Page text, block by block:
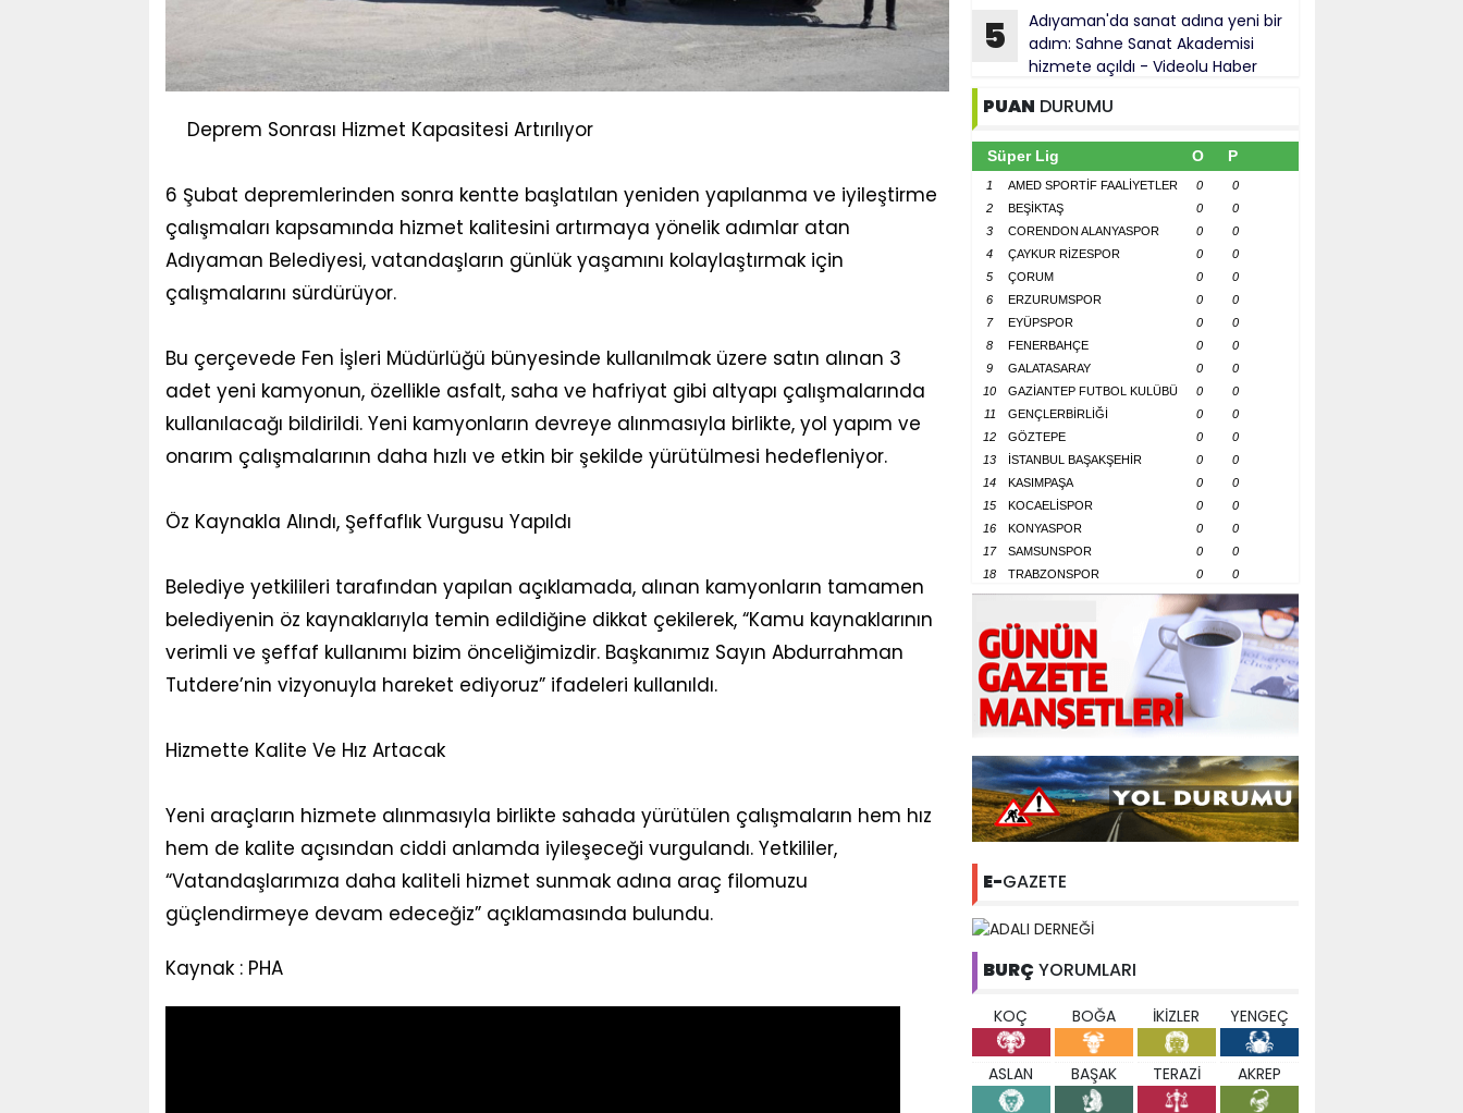
Deprem Sonrası Hizmet Kapasitesi Artırılıyor
6 Şubat depremlerinden sonra kentte başlatılan yeniden yapılanma ve iyileştirme
çalışmaları kapsamında hizmet kalitesini artırmaya yönelik adımlar atan
Adıyaman Belediyesi, vatandaşların günlük yaşamını kolaylaştırmak için
çalışmalarını sürdürüyor.
Bu çerçevede Fen İşleri Müdürlüğü bünyesinde kullanılmak üzere satın alınan 3
adet yeni kamyonun, özellikle asfalt, saha ve hafriyat gibi altyapı çalışmalarında
kullanılacağı bildirildi. Yeni kamyonların devreye alınmasıyla birlikte, yol yapım ve
onarım çalışmalarının daha hızlı ve etkin bir şekilde yürütülmesi hedefleniyor.
Öz Kaynakla Alındı, Şeffaflık Vurgusu Yapıldı
Belediye yetkilileri tarafından yapılan açıklamada, alınan kamyonların tamamen
belediyenin öz kaynaklarıyla temin edildiğine dikkat çekilerek, “Kamu kaynaklarının
verimli ve şeffaf kullanımı bizim önceliğimizdir. Başkanımız Sayın Abdurrahman
Tutdere’nin vizyonuyla hareket ediyoruz” ifadeleri kullanıldı.
Hizmette Kalite Ve Hız Artacak
Yeni araçların hizmete alınmasıyla birlikte sahada yürütülen çalışmaların hem hız
hem de kalite açısından ciddi anlamda iyileşeceği vurgulandı. Yetkililer,
“Vatandaşlarımıza daha kaliteli hizmet sunmak adına araç filomuzu
güçlendirmeye devam edeceğiz” açıklamasında bulundu.
Kaynak : PHA
5
Adıyaman'da sanat adına yeni bir
adım: Sahne Sanat Akademisi
hizmete açıldı - Videolu Haber
PUAN DURUMU
Süper Lig O P
1 AMED SPORTİF FAALİYETLER 0
0
2
BEŞİKTAŞ 0
0
3
CORENDON ALANYASPOR 0
0
4
ÇAYKUR RİZESPOR 0
0
5
ÇORUM 0
0
6
ERZURUMSPOR 0
0
7
EYÜPSPOR 0
0
8
FENERBAHÇE 0
0
9
GALATASARAY 0
0
10
GAZİANTEP FUTBOL KULÜBÜ 0
0
11
GENÇLERBİRLİĞİ 0
0
12
GÖZTEPE 0
0
13
İSTANBUL BAŞAKŞEHİR 0
0
14
KASIMPAŞA 0
0
15
KOCAELİSPOR 0
0
16
KONYASPOR 0
0
17
SAMSUNSPOR 0
0
18
TRABZONSPOR 0 0
E-GAZETE
BURÇ YORUMLARI
KOÇ BOĞA İKİZLER YENGEÇ
ASLAN BAŞAK TERAZİ AKREP